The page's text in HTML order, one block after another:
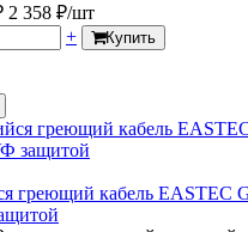
2 358 ₽/шт
+ Купить
греющий кабель EASTEC